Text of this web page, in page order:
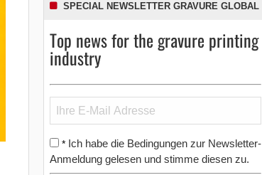
SPECIAL NEWSLETTER GRAVURE GLOBAL
Top news for the gravure printing
industry
* Ich habe die Bedingungen zur Newsletter-
Anmeldung gelesen und stimme diesen zu.